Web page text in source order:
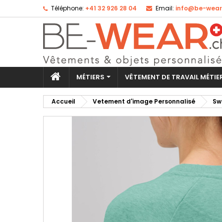
Téléphone: +41 32 926 28 04 Email: info@be-
MÉTIERS VÊTEMENT DE TRAVAIL
Accueil Vetement d'image Personnalisé